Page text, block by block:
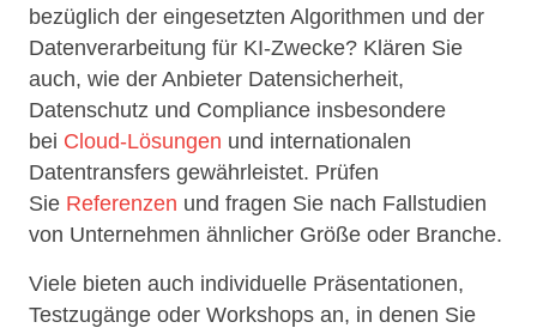
bezüglich der eingesetzten Algorithmen und der
Datenverarbeitung für KI-Zwecke? Klären Sie
auch, wie der Anbieter Datensicherheit,
Datenschutz und Compliance insbesondere
bei Cloud-Lösungen und internationalen
Datentransfers gewährleistet. Prüfen
Sie Referenzen und fragen Sie nach Fallstudien
von Unternehmen ähnlicher Größe oder Branche.
Viele bieten auch individuelle Präsentationen,
Testzugänge oder Workshops an, in denen Sie